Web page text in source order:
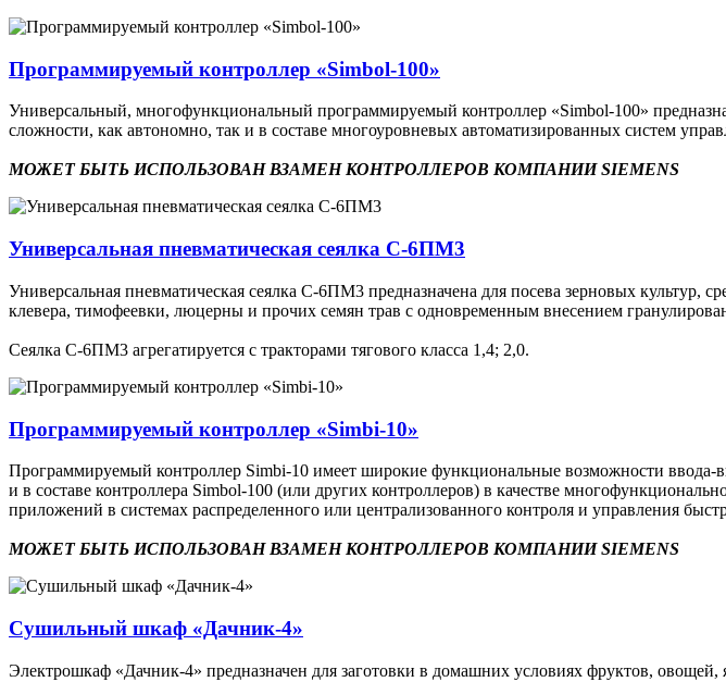
Программируемый контроллер «Simbol-100»
Универсальный, многофункциональный программируемый контроллер «Simbol-100»
сложности, как автономно, так и в составе многоуровневых автоматизированных систем
МОЖЕТ БЫТЬ ИСПОЛЬЗОВАН ВЗАМЕН КОНТРОЛЛЕРОВ КОМПАНИИ SIEMENS
Универсальная пневматическая сеялка С-6ПМ3
Универсальная пневматическая сеялка С-6ПМ3 предназначена для посева зерновых
клевера, тимофеевки, люцерны и прочих семян трав с одновременным внесением
Сеялка С-6ПМ3 агрегатируется с тракторами тягового класса 1,4; 2,0.
Программируемый контроллер «Simbi-10»
Программируемый контроллер Simbi-10 имеет широкие функциональные возможности ввода-
и в составе контроллера Simbol-100 (или других контроллеров) в качестве
приложений в системах распределенного или централизованного контроля и управления
МОЖЕТ БЫТЬ ИСПОЛЬЗОВАН ВЗАМЕН КОНТРОЛЛЕРОВ КОМПАНИИ SIEMENS
Сушильный шкаф «Дачник-4»
Электрошкаф «Дачник-4» предназначен для заготовки в домашних условиях фруктов,